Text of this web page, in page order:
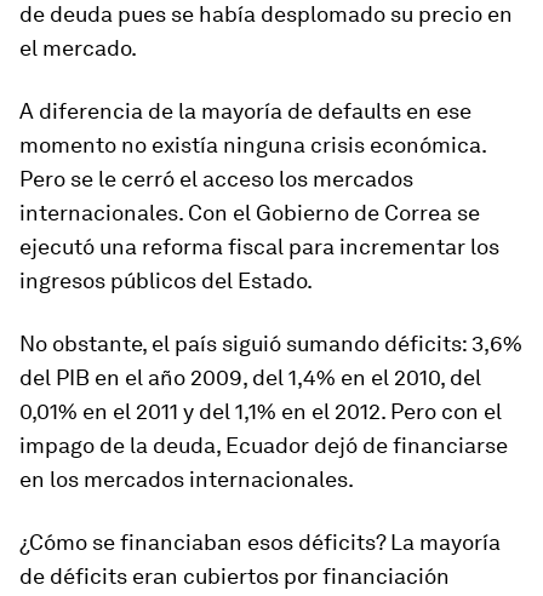
de deuda pues se había desplomado su precio en
el mercado.
A diferencia de la mayoría de defaults en ese
momento no existía ninguna crisis económica.
Pero se le cerró el acceso los mercados
internacionales. Con el Gobierno de Correa se
ejecutó una reforma fiscal para incrementar los
ingresos públicos del Estado.
No obstante, el país siguió sumando déficits: 3,6%
del PIB en el año 2009, del 1,4% en el 2010, del
0,01% en el 2011 y del 1,1% en el 2012. Pero con el
impago de la deuda, Ecuador dejó de financiarse
en los mercados internacionales.
¿Cómo se financiaban esos déficits? La mayoría
de déficits eran cubiertos por financiación